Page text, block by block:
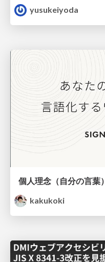
yusukeiyoda
個人理念（自分の言葉
kakukoki